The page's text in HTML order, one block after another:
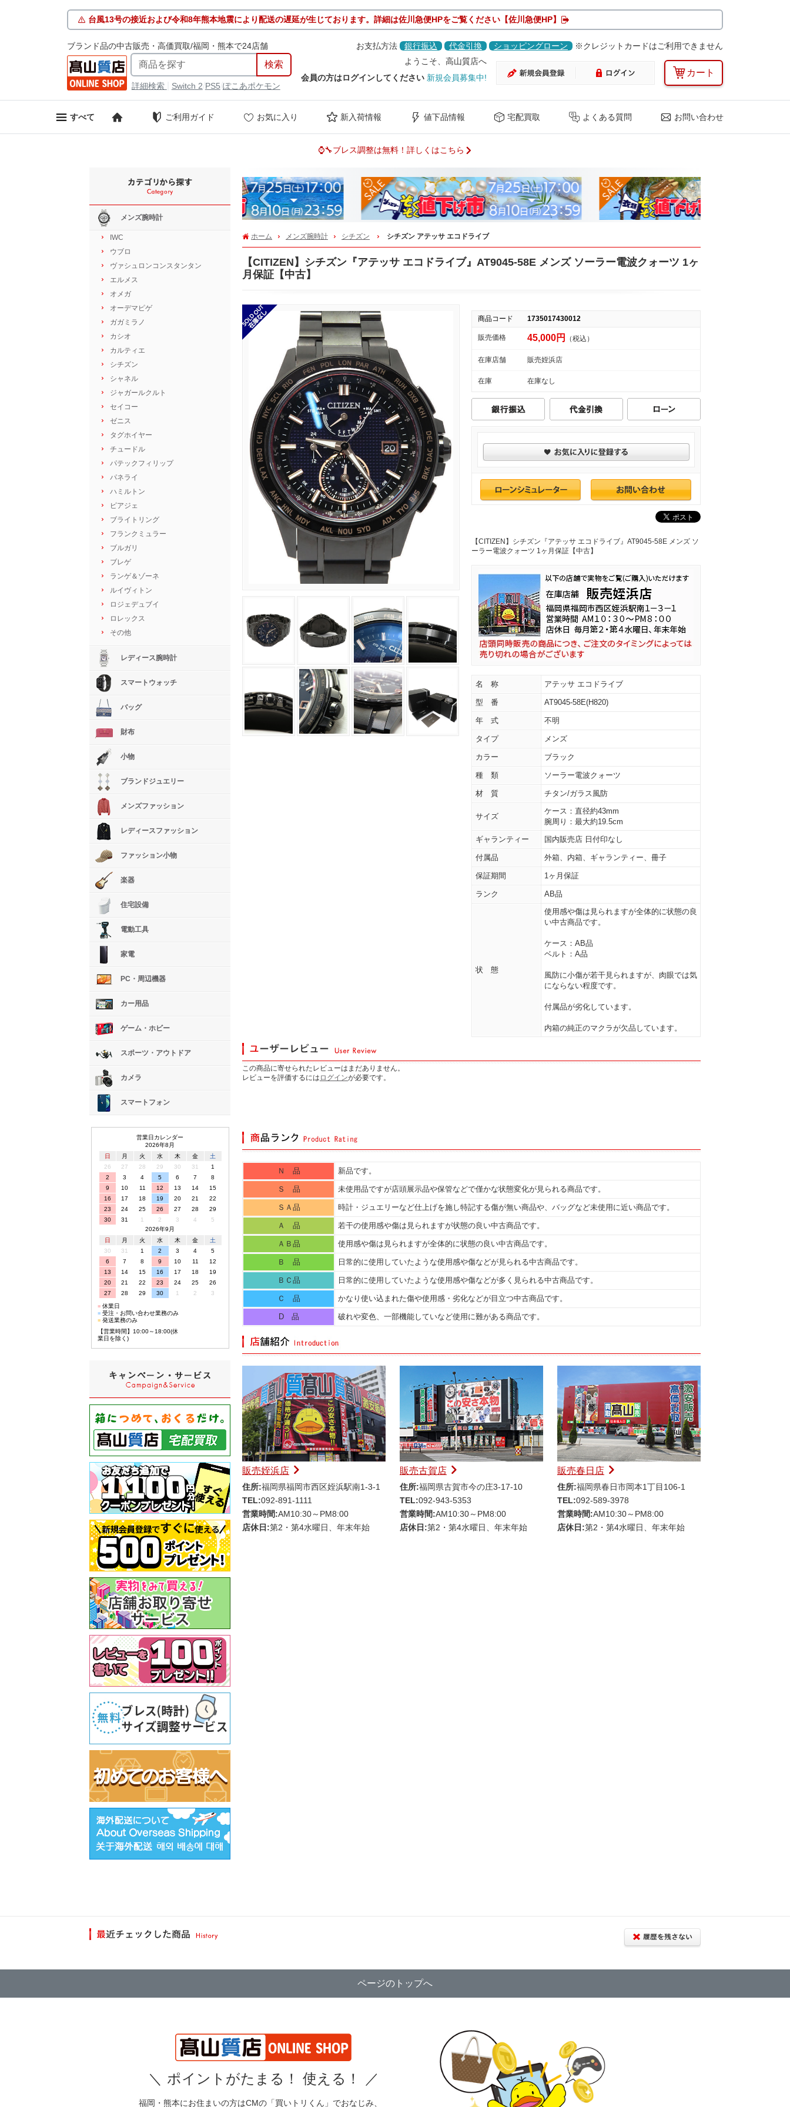
台風13号の接近および令和8年熊本地震により配送の遅延が生じております。詳細は佐川急便HPをご覧ください【佐川急便HP】
ブランド品の中古販売・高価買取/福岡・熊本で24店舗 お支払方法 銀行振込 代金引換 ショッピングローン ※クレジットカードはご利用できません
詳細検索 Switch 2 PS5 ぽこあポケモン
ようこそ、高山質店へ
会員の方はログインしてください 新規会員募集中! カート
すべて ご利用ガイド お気に入り 新入荷情報 値下品情報 宅配買取 よくある質問 お問い合わせ
⌚🔧ブレス調整は無料！詳しくはこちら
Previous Next
ホーム メンズ腕時計 シチズン シチズン アテッサ エコドライブ
【CITIZEN】シチズン『アテッサ エコドライブ』AT9045-58E メンズ ソーラー電波クォーツ 1ヶ
月保証【中古】
商品コード 1735017430012
販売価格 45,000円 （税込）
在庫店舗 販売姪浜店
在庫 在庫なし
【CITIZEN】シチズン『アテッサ エコドライブ』AT9045-58E メンズ ソ
ーラー電波クォーツ 1ヶ月保証【中古】
名 称 アテッサ エコドライブ
型 番 AT9045-58E(H820)
年 式 不明
タイプ メンズ
カラー ブラック
種 類 ソーラー電波クォーツ
材 質 チタン/ガラス風防
サイズ
ケース：直径約43mm
腕周り：最大約19.5cm
ギャランティー
国内販売店 日付印なし
付属品 外箱、内箱、ギャランティー、冊子
保証期間 1ヶ月保証
ランク AB品
状 態
使用感や傷は見られますが全体的に状態の良
い中古商品です。
ケース：AB品
ベルト：A品
風防に小傷が若干見られますが、肉眼では気
にならない程度です。
付属品が劣化しています。
内箱の純正のマクラが欠品しています。
この商品に寄せられたレビューはまだありません。
レビューを評価するには ログインが必要です。
Ｎ 品 新品です。
Ｓ 品 未使用品ですが店頭展示品や保管などで僅かな状態変化が見られる商品です。
ＳＡ品 時計・ジュエリーなど仕上げを施し特記する傷が無い商品や、バッグなど未使用に近い商品です。
Ａ 品 若干の使用感や傷は見られますが状態の良い中古商品です。
ＡＢ品 使用感や傷は見られますが全体的に状態の良い中古商品です。
Ｂ 品 日常的に使用していたような使用感や傷などが見られる中古商品です。
ＢＣ品 日常的に使用していたような使用感や傷などが多く見られる中古商品です。
Ｃ 品 かなり使い込まれた傷や使用感・劣化などが目立つ中古商品です。
D 品 破れや変色、一部機能していなど使用に難がある商品です。
販売姪浜店
住所:福岡県福岡市西区姪浜駅南1-3-1
TEL:092-891-1111
営業時間:AM10:30～PM8:00
店休日:第2・第4水曜日、年末年始
販売古賀店
住所:福岡県古賀市今の庄3-17-10
TEL:092-943-5353
営業時間:AM10:30～PM8:00
店休日:第2・第4水曜日、年末年始
販売春日店
住所:福岡県春日市岡本1丁目106-1
TEL:092-589-3978
営業時間:AM10:30～PM8:00
店休日:第2・第4水曜日、年末年始
メンズ腕時計
IWC
ウブロ
ヴァシュロンコンスタンタン
エルメス
オメガ
オーデマピゲ
ガガミラノ
カシオ
カルティエ
シチズン
シャネル
ジャガールクルト
セイコー
ゼニス
タグホイヤー
チュードル
パテックフィリップ
パネライ
ハミルトン
ピアジェ
ブライトリング
フランクミュラー
ブルガリ
ブレゲ
ランゲ＆ゾーネ
ルイヴィトン
ロジェデュブイ
ロレックス
その他
レディース腕時計
スマートウォッチ
バッグ
財布
小物
ブランドジュエリー
メンズファッション
レディースファッション
ファッション小物
楽器
住宅設備
電動工具
家電
PC・周辺機器
カー用品
ゲーム・ホビー
スポーツ・アウトドア
カメラ
スマートフォン
営業日カレンダー
2026年8月
日
月 火 水 木 金
土
26
27 28 29 30 31
1
2
3 4 5 6 7
8
9
10 11 12 13 14
15
16
17 18 19 20 21
22
23
24 25 26 27 28
29
30
31 1 2 3 4
5
2026年9月
日
月 火 水 木 金
土
30
31 1 2 3 4
5
6
7 8 9 10 11
12
13
14 15 16 17 18
19
20
21 22 23 24 25
26
27
28 29 30 1 2
3
■休業日
■受注・お問い合わせ業務のみ
■発送業務のみ
【営業時間】10:00～18:00(休
業日を除く)
ページのトップへ
＼ ポイントがたまる！ 使える！ ／
福岡・熊本にお住まいの方はCMの「買いトリくん」でおなじみ、